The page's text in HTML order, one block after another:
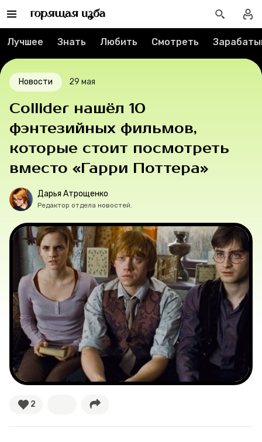
Спецпроекты
Вакансии
Мерч
О компании
Рубрики
Новости
Лучшее
Тесты
Секспросвет
Великие женщины
Рецепты
Лучшее Знать Любить Смотреть
Новости 29 мая
Collider нашёл 10
фэнтезийных фильмов,
которые стоит посмотреть
вместо «Гарри Поттера»
Дарья Атрощенко
Редактор отдела новостей.
2